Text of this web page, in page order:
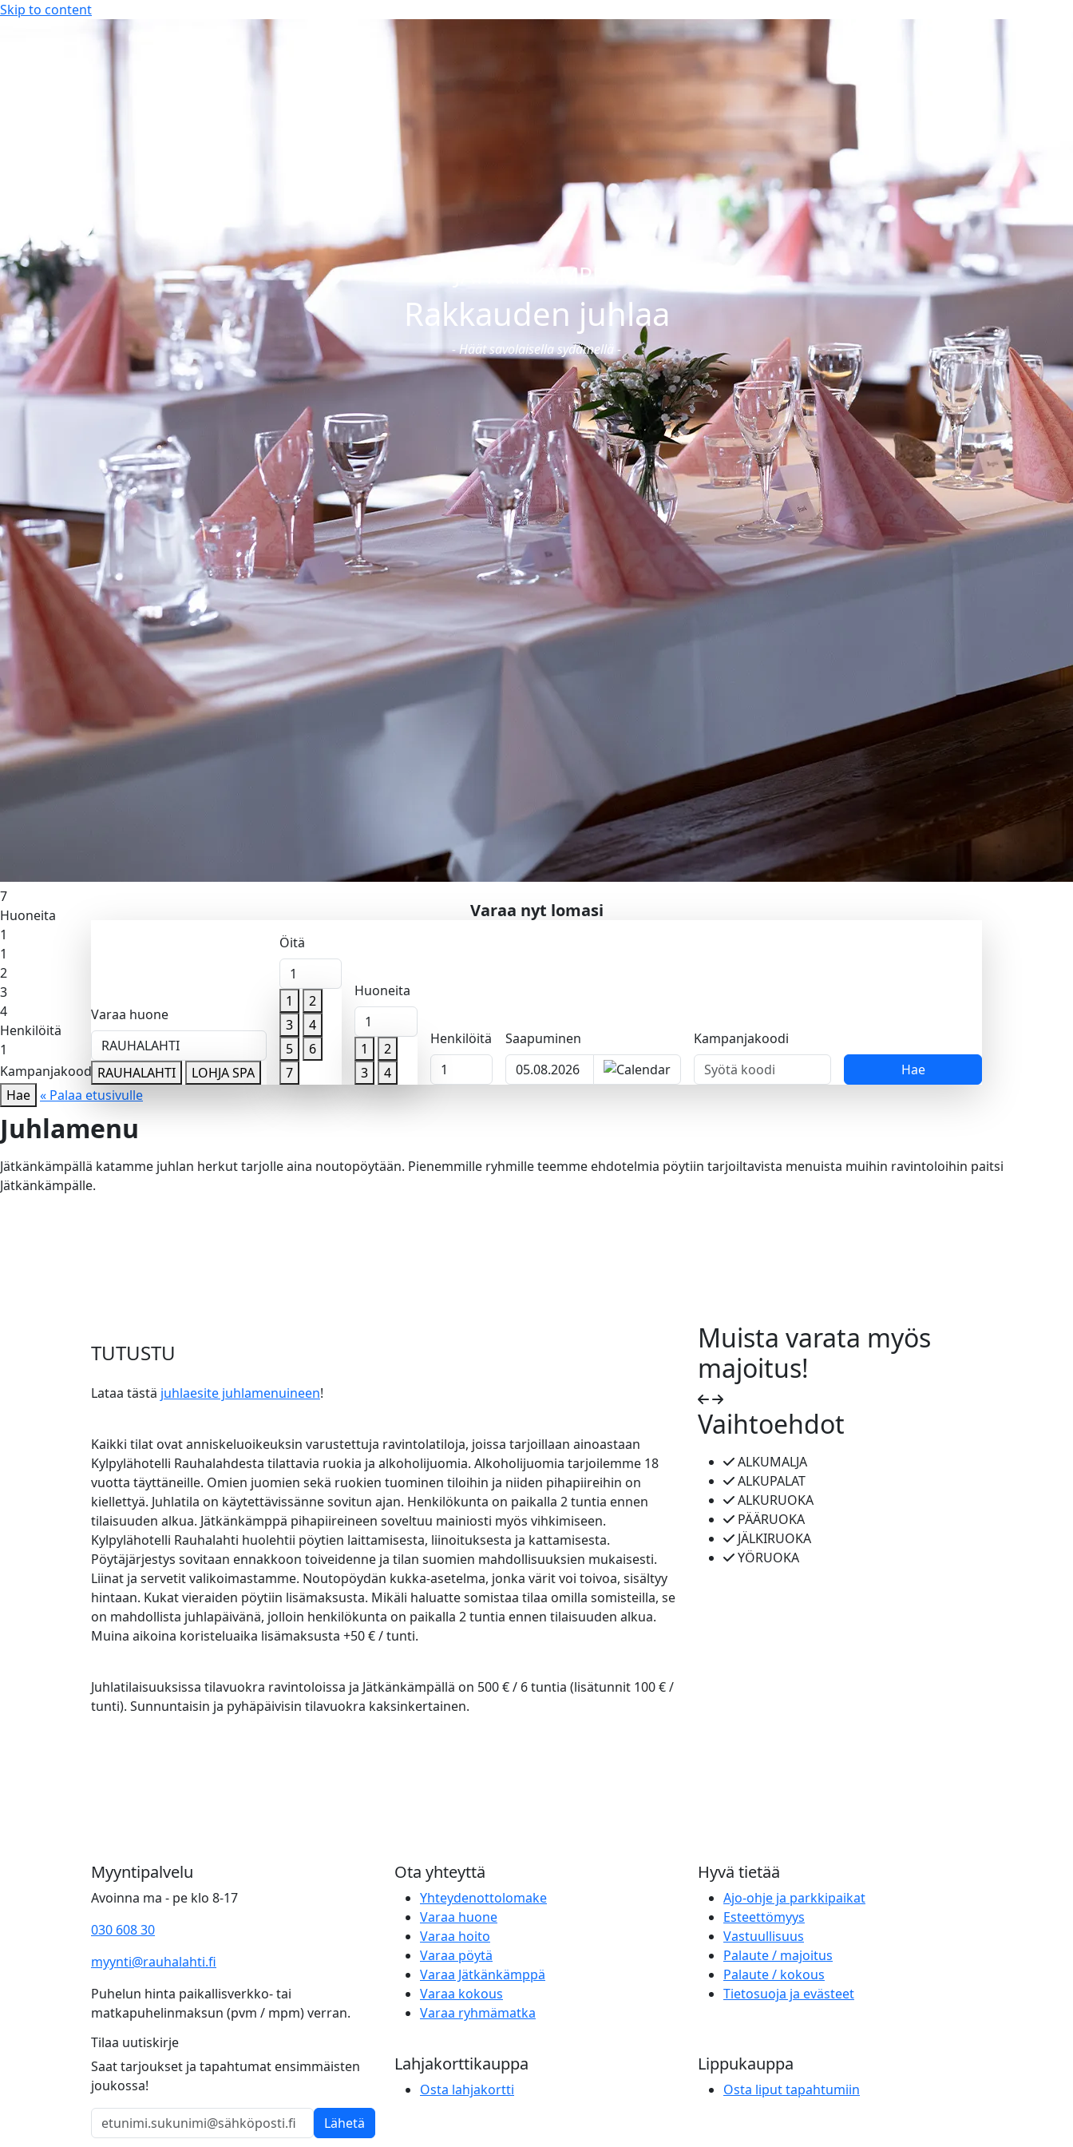
Skip to content
Bonustili
Paketit & lomat
Aukioloajat & hinnat
Hieronnat & hoidot
Kuntosali & ryhmäliikunta
Tilaussauna & yksityiskylpylä
Lasten synttärit
Uimakoulut
Juhlat & tilausruokailut
Lomaohjelma & luonto
Rauhalahti & Kuopio
Uppo-Nallen koti Rauhalahti
Tanssikalenteri
Karaoke
”Kurlauksen” MM-kisat
Magic Comedy Night 4
Tapahtumakalenteri
Lippukauppa
Kokoukset
Kokouspaketit
Kokoustilat
Toimitusehdot
Tyhy & virkistys
Ryhmätarjoukset & ohjelmat
Retkipäivä
Junnujoukkueet
Paint & Wine Rauhalahti
Jätkänkämppä
Perinne- ja savusaunaillat
Savusauna
Yksityistilaisuudet
Häät
Info
Yhteystiedot
Majoittujan info eli UKK
Saapuminen & kartat
Ajankohtaista
Vastuullisuus
Varaus- ja peruutusehdot
Tuetut lomat & kuntoutus
JÄTKÄNKÄMPPÄ
Rakkauden juhlaa
- Häät savolaisella sydämellä -
Varaa nyt lomasi
Varaa huone
RAUHALAHTI
RAUHALAHTI
LOHJA SPA
Öitä
1
1
2
3
4
5
6
7
Huoneita
1
1
2
3
4
Henkilöitä
1
Saapuminen
Kampanjakoodi
Hae
VARAA HUONE
Rauhalahti
Rauhalahti
Lohja Spa
Öitä
1
7
Huoneita
1
1
2
3
4
Henkilöitä
1
Kampanjakoodi
Valitse saapumispäivä
Hae « Palaa etusivulle
Juhlamenu
Jätkänkämpällä katamme juhlan herkut tarjolle aina noutopöytään. Pienemmille ryhmille teemme ehdotelmia pöytiin tarjoiltavista menuista muihin ravintoloihin paitsi
Jätkänkämpälle.
TUTUSTU
Lataa tästä juhlaesite juhlamenuineen!
Kaikki tilat ovat anniskeluoikeuksin varustettuja ravintolatiloja, joissa tarjoillaan ainoastaan
Kylpylähotelli Rauhalahdesta tilattavia ruokia ja alkoholijuomia. Alkoholijuomia tarjoilemme 18
vuotta täyttäneille. Omien juomien sekä ruokien tuominen tiloihin ja niiden pihapiireihin on
kiellettyä. Juhlatila on käytettävissänne sovitun ajan. Henkilökunta on paikalla 2 tuntia ennen
tilaisuuden alkua. Jätkänkämppä pihapiireineen soveltuu mainiosti myös vihkimiseen.
Kylpylähotelli Rauhalahti huolehtii pöytien laittamisesta, liinoituksesta ja kattamisesta.
Pöytäjärjestys sovitaan ennakkoon toiveidenne ja tilan suomien mahdollisuuksien mukaisesti.
Liinat ja servetit valikoimastamme. Noutopöydän kukka-asetelma, jonka värit voi toivoa, sisältyy
hintaan. Kukat vieraiden pöytiin lisämaksusta. Mikäli haluatte somistaa tilaa omilla somisteilla, se
on mahdollista juhlapäivänä, jolloin henkilökunta on paikalla 2 tuntia ennen tilaisuuden alkua.
Muina aikoina koristeluaika lisämaksusta +50 € / tunti.
Juhlatilaisuuksissa tilavuokra ravintoloissa ja Jätkänkämpällä on 500 € / 6 tuntia (lisätunnit 100 € /
tunti). Sunnuntaisin ja pyhäpäivisin tilavuokra kaksinkertainen.
Muista varata myös
majoitus!
Vaihtoehdot
ALKUMALJA
ALKUPALAT
ALKURUOKA
PÄÄRUOKA
JÄLKIRUOKA
YÖRUOKA
Myyntipalvelu
Avoinna ma - pe klo 8-17
030 608 30
myynti@rauhalahti.fi
Puhelun hinta paikallisverkko- tai
matkapuhelinmaksun (pvm / mpm) verran.
Tilaa uutiskirje
Saat tarjoukset ja tapahtumat ensimmäisten
joukossa!
Lähetä
Ota yhteyttä
Yhteydenottolomake
Varaa huone
Varaa hoito
Varaa pöytä
Varaa Jätkänkämppä
Varaa kokous
Varaa ryhmämatka
Hyvä tietää
Ajo-ohje ja parkkipaikat
Esteettömyys
Vastuullisuus
Palaute / majoitus
Palaute / kokous
Tietosuoja ja evästeet
Lahjakorttikauppa
Osta lahjakortti
Lippukauppa
Osta liput tapahtumiin